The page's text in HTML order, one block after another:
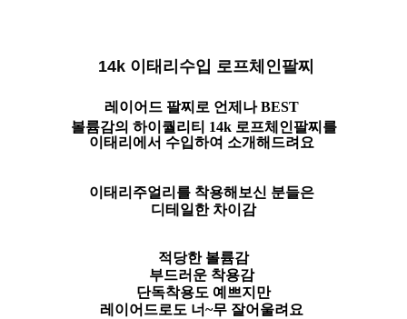
14k 이태리수입 로프체인팔찌
레이어드 팔찌로 언제나 BEST
볼륨감의 하이퀄리티 14k 로프체인팔찌를
이태리에서 수입하여 소개해드려요
이태리주얼리를 착용해보신 분들은
디테일한 차이감
적당한 볼륨감
부드러운 착용감
단독착용도 예쁘지만
레이어드로도 너~무 잘어울려요